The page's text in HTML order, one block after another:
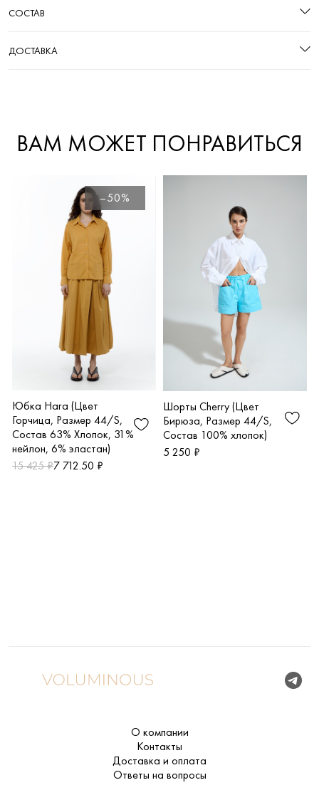
СОСТАВ
ДОСТАВКА
ВАМ МОЖЕТ ПОНРАВИТЬСЯ
–50%
Юбка Hara (Цвет
Горчица, Размер 44/S,
Состав 63% Хлопок, 31%
нейлон, 6% эластан)
15 425 ₽7 712.50 ₽
Шорты Cherry (Цвет
Бирюза, Размер 44/S,
Состав 100% хлопок)
5 250 ₽
О компании
Контакты
Доставка и оплата
Ответы на вопросы